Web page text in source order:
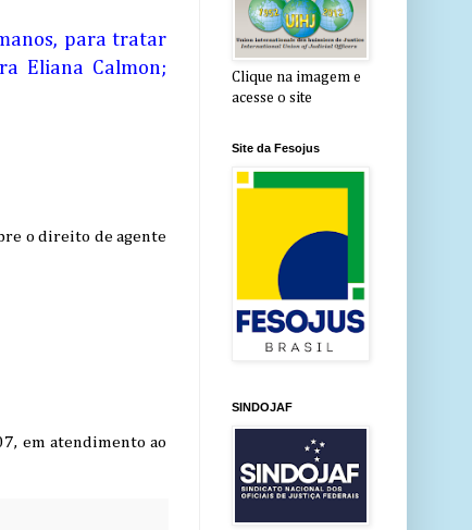
para tratar
Eliana Calmon;
o direito de agente
em atendimento ao
Clique na imagem e
acesse o site
Site da Fesojus
SINDOJAF